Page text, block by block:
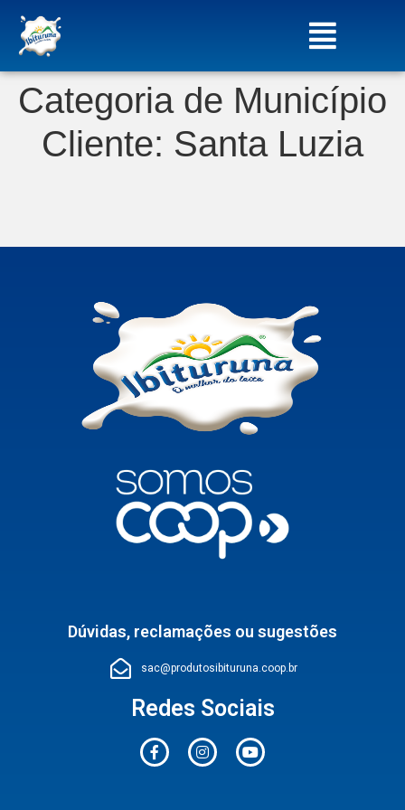
Categoria de Município
Cliente: Santa Luzia
Dúvidas, reclamações ou sugestões
sac@produtosibituruna.coop.br
Redes Sociais